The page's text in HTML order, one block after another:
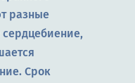
разные
Срок